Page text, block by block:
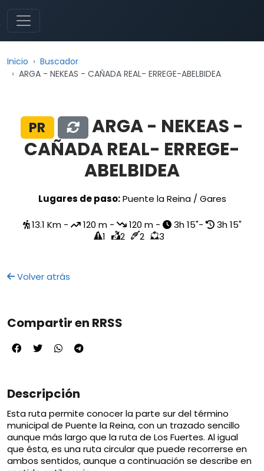
Inicio
Buscador
ARGA - NEKEAS - CAÑADA REAL- ERREGE-ABELBIDEA
PR
ARGA - NEKEAS -
CAÑADA REAL- ERREGE-
ABELBIDEA
Lugares de paso:Puente la Reina / Gares
13.1 Km - 120 m - 120 m - 3h 15"-
3h 15"
1
2 2 3
Volver atrás
Compartir en RRSS
Descripción
Esta ruta permite conocer la parte sur del término
municipal de Puente la Reina, con un trazado sencillo
aunque más largo que la ruta de Los Fuertes. Al igual
que ésta, es una ruta circular que puede recorrerse en
ambos sentidos, aunque a continuación se describe en